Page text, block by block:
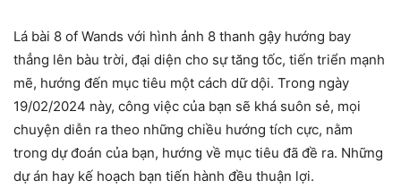
Lá bài 8 of Wands với hình ảnh 8 thanh gậy hướng bay
thẳng lên bàu trời, đại diện cho sự tăng tốc, tiến triển mạnh
mẽ, hướng đến mục tiêu một cách dữ dội. Trong ngày
19/02/2024 này, công việc của bạn sẽ khá suôn sẻ, mọi
chuyện diễn ra theo những chiều hướng tích cực, nằm
trong dự đoán của bạn, hướng về mục tiêu đã đề ra. Những
dự án hay kế hoạch bạn tiến hành đều thuận lợi.